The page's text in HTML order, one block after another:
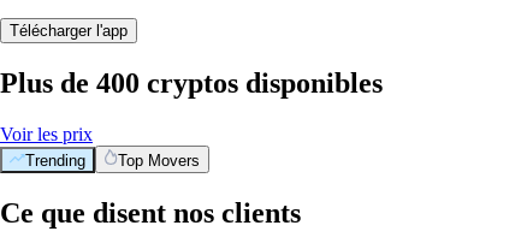
Télécharger l'app
Plus de 400 cryptos disponibles
Voir les prix
Trending Top Movers
Ce que disent nos clients